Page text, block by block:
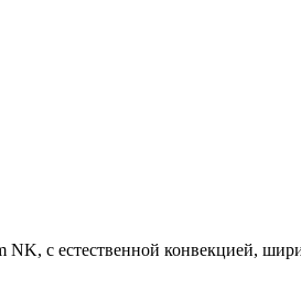
NK, с естественной конвекцией,